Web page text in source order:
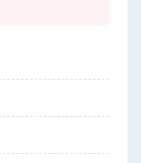
OKです！